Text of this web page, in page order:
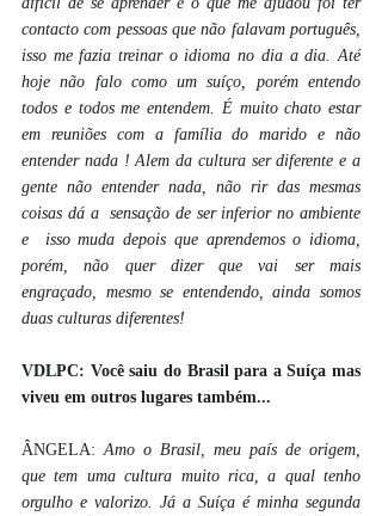
contacto com pessoas que não falavam português,
isso me fazia treinar o idioma no dia a dia. Até
hoje não falo como um suíço, porém entendo
todos e todos me entendem. É muito chato estar
em reuniões com a família do marido e não
entender nada ! Alem da cultura ser diferente e a
gente não entender nada, não rir das mesmas
coisas dá a  sensação de ser inferior no ambiente
e  isso muda depois que aprendemos o idioma,
porém, não quer dizer que vai ser mais
engraçado, mesmo se entendendo, ainda somos
duas culturas diferentes!
VDLPC: Você saiu do Brasil para a Suíça mas
viveu em outros lugares também...
ÂNGELA: Amo o Brasil, meu país de origem,
que tem uma cultura muito rica, a qual tenho
orgulho e valorizo. Já a Suíça é minha segunda